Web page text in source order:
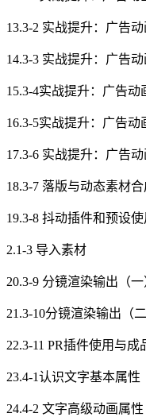
13.3-2 实战提升：广告动
14.3-3 实战提升：广告动
15.3-4实战提升：广告动
16.3-5实战提升：广告动
17.3-6 实战提升：广告动
18.3-7 落版与动态素材
19.3-8 抖动插件和预设使
2.1-3 导入素材
20.3-9 分镜渲染输出（一
21.3-10分镜渲染输出（二
22.3-11 PR插件使用与成
23.4-1认识文字基本属性
24.4-2 文字高级动画属性